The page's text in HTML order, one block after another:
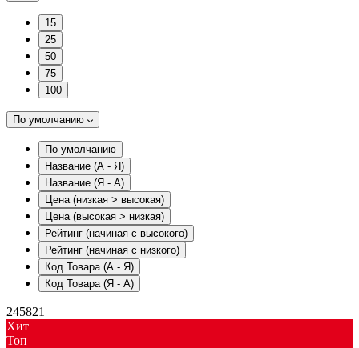
15
25
50
75
100
По умолчанию
По умолчанию
Название (А - Я)
Название (Я - А)
Цена (низкая > высокая)
Цена (высокая > низкая)
Рейтинг (начиная с высокого)
Рейтинг (начиная с низкого)
Код Товара (А - Я)
Код Товара (Я - А)
245821
Хит
Toп